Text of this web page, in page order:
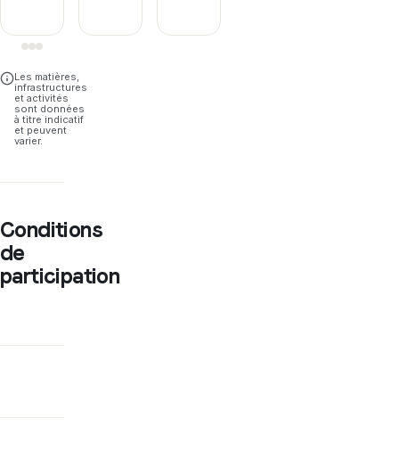
Les matières,
infrastructures
et activités
sont données
à titre indicatif
et peuvent
varier.
Conditions
de
participation